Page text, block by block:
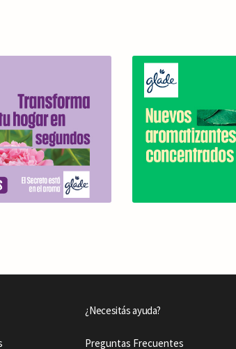
¿Necesitás ayuda?
Preguntas Frecuentes